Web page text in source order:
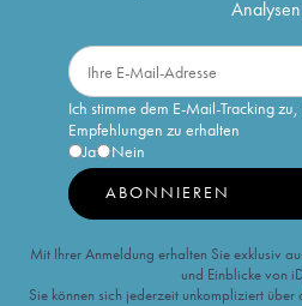
Ich stimme dem E-Mail-Tracking
Empfehlungen zu erhalten
Ja
Nein
ABONNIEREN
Mit Ihrer Anmeldung erhalten Sie exklusiv
und Einblicke von
Sie können sich jederzeit unkompliziert